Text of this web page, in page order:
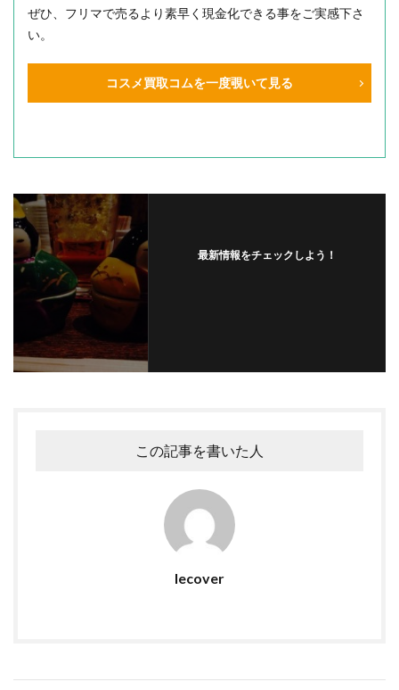
ぜひ、フリマで売るより素早く現金化できる事をご実感下さ
い。
コスメ買取コムを一度覗いて見る
最新情報をチェックしよう！
この記事を書いた人
lecover